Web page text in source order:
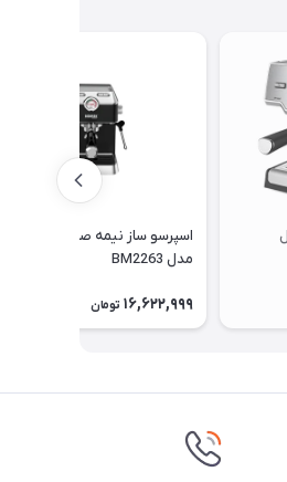
اسپرسو ساز نیمه صنعتی
مدل BM2263
16,622,999 تومان